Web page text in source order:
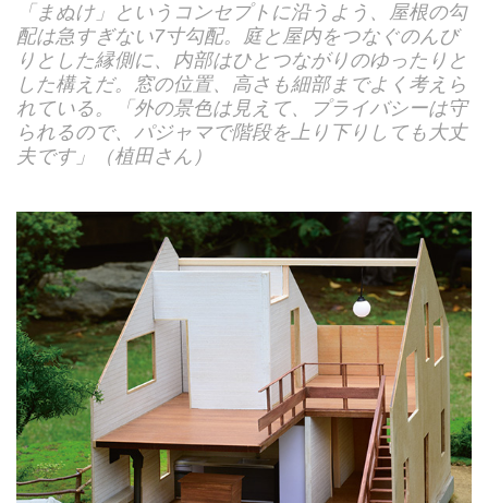
「まぬけ」というコンセプトに沿うよう、屋根の勾
配は急すぎない7寸勾配。庭と屋内をつなぐのんび
りとした縁側に、内部はひとつながりのゆったりと
した構えだ。窓の位置、高さも細部までよく考えら
れている。「外の景色は見えて、プライバシーは守
られるので、パジャマで階段を上り下りしても大丈
夫です」（植田さん）